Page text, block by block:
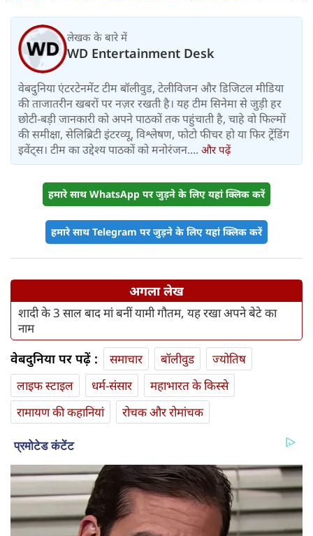
लेखक के बारे में
WD Entertainment Desk
वेबदुनिया एंटरटेनमेंट टीम बॉलीवुड, टेलीविजन और डिजिटल मीडिया
की ताजातरीन खबरों पर नज़र रखती है। यह टीम सिनेमा से जुड़ी हर
छोटी-बड़ी जानकारी को अपने पाठकों तक पहुंचाती है, चाहे वो फिल्मों
की समीक्षा, सेलिब्रिटी इंटरव्यू, विश्लेषण, फोटो फीचर हो या फिर ट्रेंडिंग
इवेंट्स। टीम का उद्देश्य पाठकों को मनोरंजन.... और पढ़ें
हमारे साथ WhatsApp पर जुड़ने के लिए यहां क्लिक करें
हमारे साथ Telegram पर जुड़ने के लिए यहां क्लिक करें
अगला लेख
शादी के 3 साल बाद मां बनीं यामी गौतम, यह रखा अपने बेटे का
नाम
वेबदुनिया पर पढ़ें : समाचार बॉलीवुड
ज्योतिष
लाइफ स्‍टाइल
धर्म-संसार
महाभारत के किस्से
रामायण की कहानियां
रोचक और रोमांचक